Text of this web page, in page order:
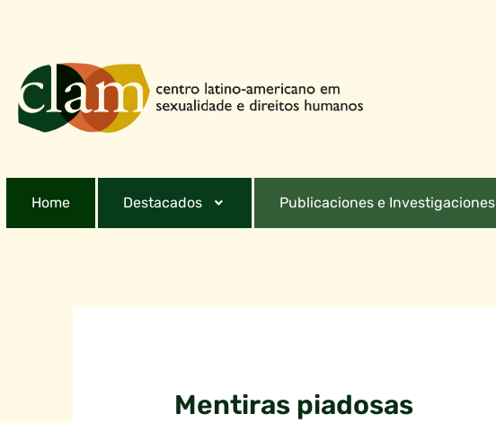
Home Destacados Publicaciones e Investigaciones
Mentiras piadosas